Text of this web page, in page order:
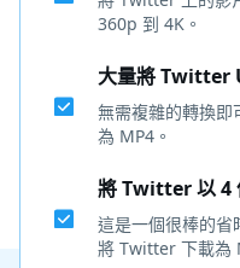
360p 到 4K。
大量將 Twitter
無需複雜的轉換
為 MP4。
將 Twitter 以 4
這是一個很棒的省
將 Twitter 下載為